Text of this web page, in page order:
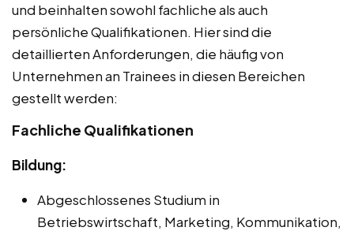
und beinhalten sowohl fachliche als auch
persönliche Qualifikationen. Hier sind die
detaillierten Anforderungen, die häufig von
Unternehmen an Trainees in diesen Bereichen
gestellt werden:
Fachliche Qualifikationen
Bildung:
Abgeschlossenes Studium in
Betriebswirtschaft, Marketing, Kommunikation,